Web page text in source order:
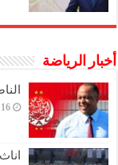
أخبار الرياضة
16 يوليو,2023